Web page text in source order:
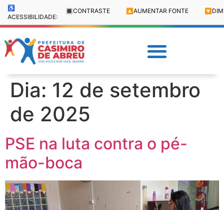
♿
ACESSIBILIDADE:
🔳 CONTRASTE 🔼 AUMENTAR FONTE 🔽
Dia: 12 de setembro
de 2025
PSE na luta contra o pé-
mão-boca